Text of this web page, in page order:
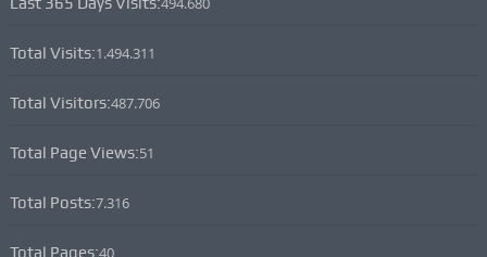
Total Visits:1.494.311
Total Visitors:487.706
Total Page Views:51
Total Posts:7.316
Total Pages:40